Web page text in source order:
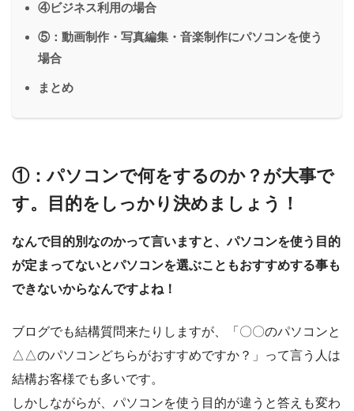
④ビジネス利用の場合
⑤：動画制作・写真編集・音楽制作にパソコンを使う
場合
まとめ
①：パソコンで何をするのか？が大事で
す。目的をしっかり決めましょう！
なんで目的別なのかって言いますと、パソコンを使う目的
が定まってないとパソコンを選ぶこともおすすめする事も
できないからなんですよね！
ブログでも結構質問来たりしますが、「〇〇のパソコンと
△△のパソコンどちらがおすすめですか？」って言う人は
結構お客様でも多いです。
しかしながらが、パソコンを使う目的が違うと答えも変わ